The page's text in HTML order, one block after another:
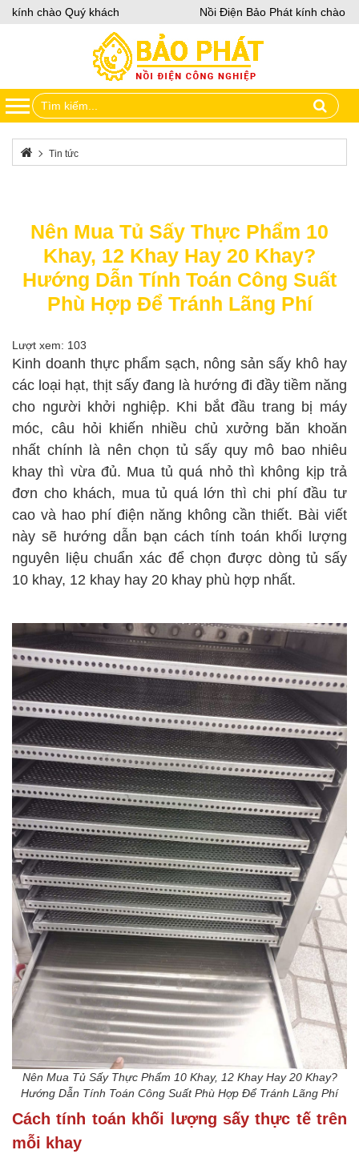
chào Quý khách Nồi Điện Bảo Phát kính chào
Tin tức
Nên Mua Tủ Sấy Thực Phẩm 10
Khay, 12 Khay Hay 20 Khay?
Hướng Dẫn Tính Toán Công Suất
Phù Hợp Để Tránh Lãng Phí
Lượt xem: 103
Kinh doanh thực phẩm sạch, nông sản sấy khô hay
các loại hạt, thịt sấy đang là hướng đi đầy tiềm năng
cho người khởi nghiệp. Khi bắt đầu trang bị máy
móc, câu hỏi khiến nhiều chủ xưởng băn khoăn
nhất chính là nên chọn tủ sấy quy mô bao nhiêu
khay thì vừa đủ. Mua tủ quá nhỏ thì không kịp trả
đơn cho khách, mua tủ quá lớn thì chi phí đầu tư
cao và hao phí điện năng không cần thiết. Bài viết
này sẽ hướng dẫn bạn cách tính toán khối lượng
nguyên liệu chuẩn xác để chọn được dòng tủ sấy
10 khay, 12 khay hay 20 khay phù hợp nhất.
Nên Mua Tủ Sấy Thực Phẩm 10 Khay, 12 Khay Hay 20 Khay?
Hướng Dẫn Tính Toán Công Suất Phù Hợp Để Tránh Lãng Phí
Cách tính toán khối lượng sấy thực tế trên
mỗi khay